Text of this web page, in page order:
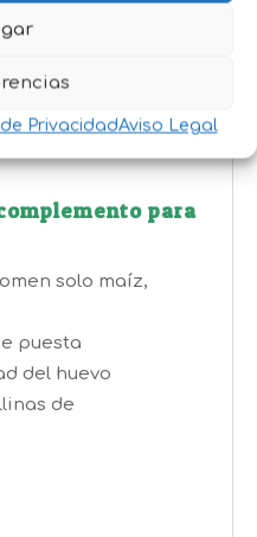
PrivacidadAviso Legal
con el
para
solo maíz,
puesta
del huevo
de